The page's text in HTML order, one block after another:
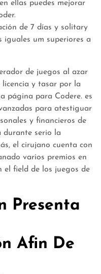
ellas puedes mejorar
de 7 días y solitary
iguales um superiores a
de juegos al azar
licencia y tasar por la
página para Codere. es
para atestiguar
y financieros de
durante serio la
el cirujano cuenta con
varios premios en
el field de los juegos de
Presenta
Afin De